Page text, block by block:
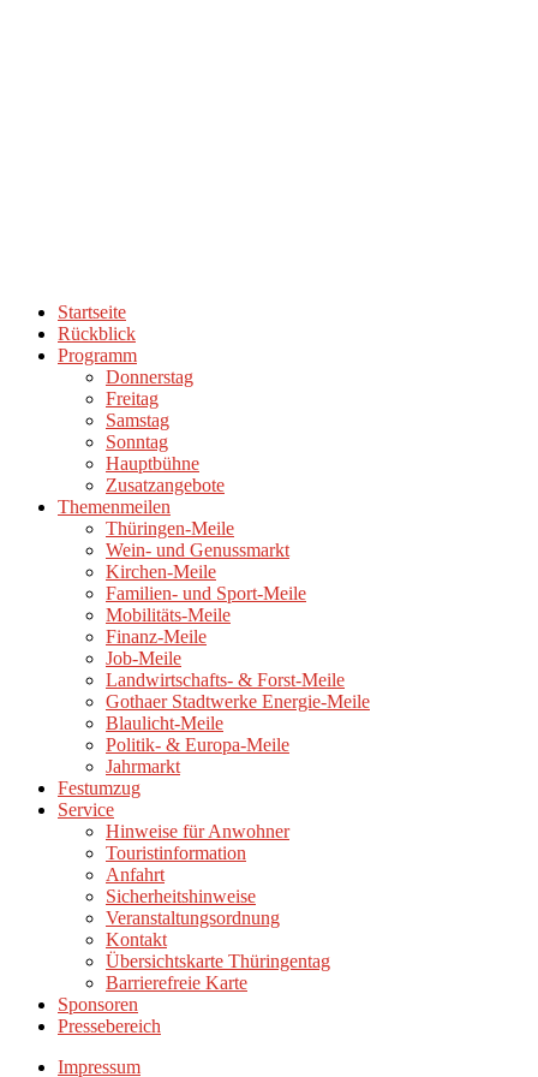
Startseite
Rückblick
Programm
Donnerstag
Freitag
Samstag
Sonntag
Hauptbühne
Zusatzangebote
Themenmeilen
Thüringen-Meile
Wein- und Genussmarkt
Kirchen-Meile
Familien- und Sport-Meile
Mobilitäts-Meile
Finanz-Meile
Job-Meile
Landwirtschafts- & Forst-Meile
Gothaer Stadtwerke Energie-Meile
Blaulicht-Meile
Politik- & Europa-Meile
Jahrmarkt
Festumzug
Service
Hinweise für Anwohner
Touristinformation
Anfahrt
Sicherheitshinweise
Veranstaltungsordnung
Kontakt
Übersichtskarte Thüringentag
Barrierefreie Karte
Sponsoren
Pressebereich
Impressum